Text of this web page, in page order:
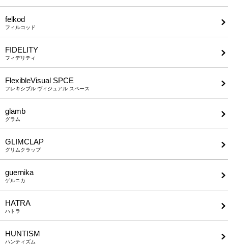
felkod
フィルコッド
FIDELITY
フィデリティ
FlexibleVisual SPCE
フレキシブル ヴィジュアル スペース
glamb
グラム
GLIMCLAP
グリムクラップ
guernika
ゲルニカ
HATRA
ハトラ
HUNTISM
ハンティズム